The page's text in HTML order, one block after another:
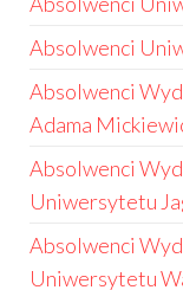
Absolwenci
Absolwenci
Adama
Absolwenci
Uniwersytetu
Absolwenci
Uniwersytetu